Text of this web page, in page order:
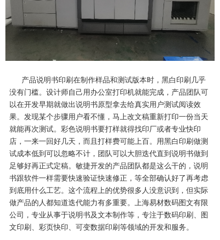
产品说明书印刷在制作样品和测试版本时，黑白印刷几乎
没有门槛。设计师自己用办公室打印机就能完成，产品团队可
以在开发早期就做出说明书原型拿去给真实用户测试阅读效
果。发现某个步骤用户看不懂，马上改文稿重新打印一份当天
就能再次测试。彩色说明书要打样就得找印厂或者专业快印
店，一来一回好几天，而且打样费可能上百。用黑白印刷做测
试成本低到可以忽略不计，团队可以大胆迭代直到说明书做到
足够好再正式定稿。敏捷开发的产品团队都是这么干的，说明
书跟软件一样需要快速验证快速修正，等全部确认好了再考虑
到底用什么工艺。这个流程上的优势很多人没意识到，但实际
做产品的人都知道迭代能力有多重要。上海易材数码图文有限
公司，专业从事于说明书及文本制作等，专注于数码印刷、图
文印刷、彩页快印、可变数据印刷等领域的开发和服务。